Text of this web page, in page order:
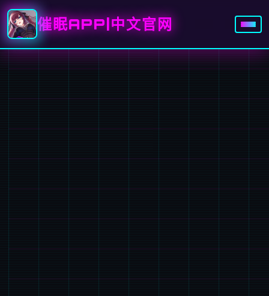
催眠APP|中文官网